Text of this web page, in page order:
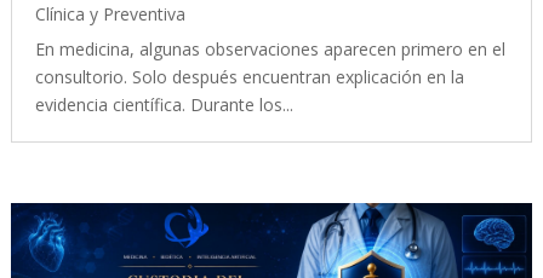
Clínica y Preventiva
En medicina, algunas observaciones aparecen primero en el
consultorio. Solo después encuentran explicación en la
evidencia científica. Durante los...